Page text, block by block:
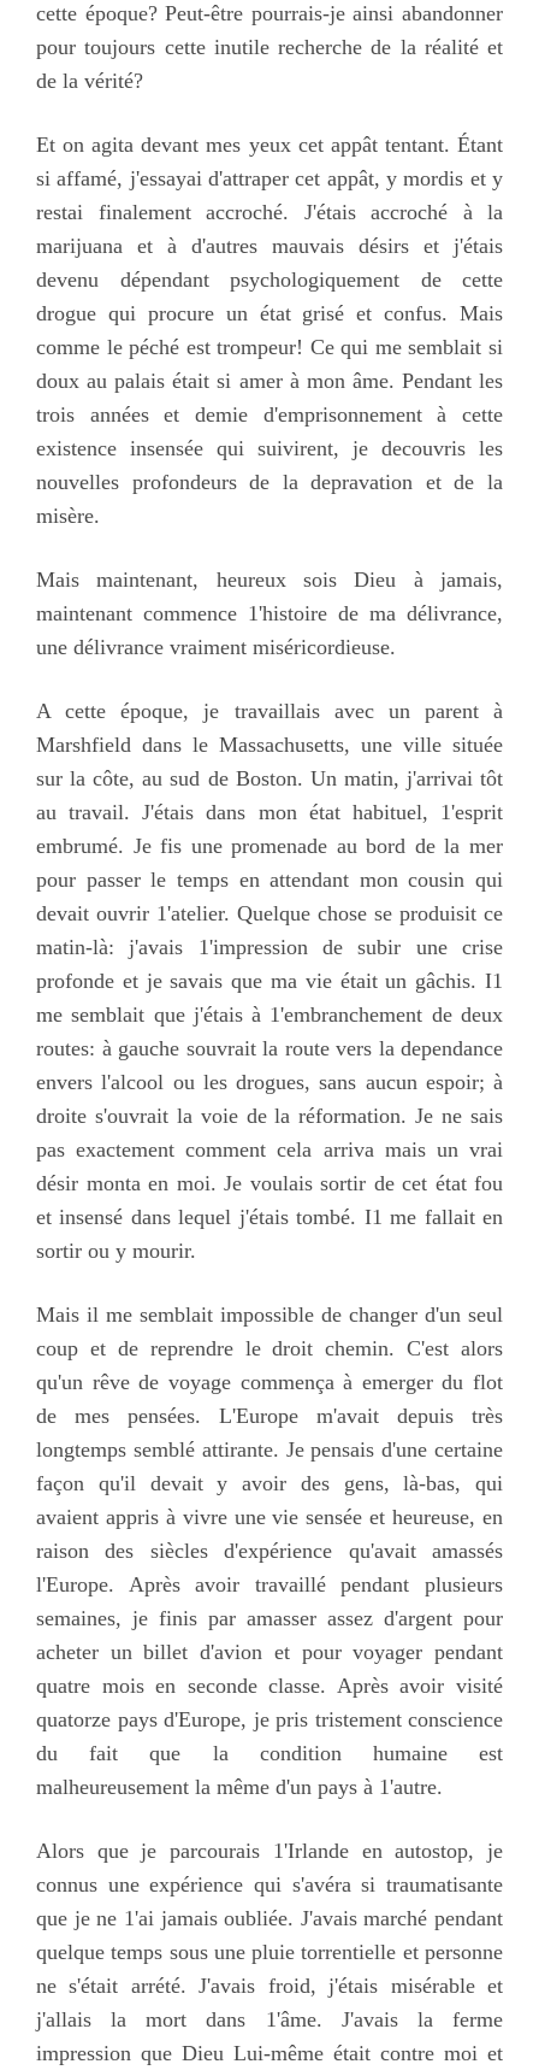
cette époque? Peut-être pourrais-je ainsi abandonner
pour toujours cette inutile recherche de la réalité et
de la vérité?
Et on agita devant mes yeux cet appât tentant. Étant
si affamé, j'essayai d'attraper cet appât, y mordis et y
restai finalement accroché. J'étais accroché à la
marijuana et à d'autres mauvais désirs et j'étais
devenu dépendant psychologiquement de cette
drogue qui procure un état grisé et confus. Mais
comme le péché est trompeur! Ce qui me semblait si
doux au palais était si amer à mon âme. Pendant les
trois années et demie d'emprisonnement à cette
existence insensée qui suivirent, je decouvris les
nouvelles profondeurs de la depravation et de la
misère.
Mais maintenant, heureux sois Dieu à jamais,
maintenant commence 1'histoire de ma délivrance,
une délivrance vraiment miséricordieuse.
A cette époque, je travaillais avec un parent à
Marshfield dans le Massachusetts, une ville située
sur la côte, au sud de Boston. Un matin, j'arrivai tôt
au travail. J'étais dans mon état habituel, 1'esprit
embrumé. Je fis une promenade au bord de la mer
pour passer le temps en attendant mon cousin qui
devait ouvrir 1'atelier. Quelque chose se produisit ce
matin-là: j'avais 1'impression de subir une crise
profonde et je savais que ma vie était un gâchis. I1
me semblait que j'étais à 1'embranchement de deux
routes: à gauche souvrait la route vers la dependance
envers l'alcool ou les drogues, sans aucun espoir; à
droite s'ouvrait la voie de la réformation. Je ne sais
pas exactement comment cela arriva mais un vrai
désir monta en moi. Je voulais sortir de cet état fou
et insensé dans lequel j'étais tombé. I1 me fallait en
sortir ou y mourir.
Mais il me semblait impossible de changer d'un seul
coup et de reprendre le droit chemin. C'est alors
qu'un rêve de voyage commença à emerger du flot
de mes pensées. L'Europe m'avait depuis très
longtemps semblé attirante. Je pensais d'une certaine
façon qu'il devait y avoir des gens, là-bas, qui
avaient appris à vivre une vie sensée et heureuse, en
raison des siècles d'expérience qu'avait amassés
l'Europe. Après avoir travaillé pendant plusieurs
semaines, je finis par amasser assez d'argent pour
acheter un billet d'avion et pour voyager pendant
quatre mois en seconde classe. Après avoir visité
quatorze pays d'Europe, je pris tristement conscience
du fait que la condition humaine est
malheureusement la même d'un pays à 1'autre.
Alors que je parcourais 1'Irlande en autostop, je
connus une expérience qui s'avéra si traumatisante
que je ne 1'ai jamais oubliée. J'avais marché pendant
quelque temps sous une pluie torrentielle et personne
ne s'était arrété. J'avais froid, j'étais misérable et
j'allais la mort dans 1'âme. J'avais la ferme
impression que Dieu Lui-même était contre moi et